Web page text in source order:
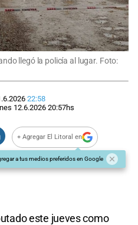
llegó la policía al lugar. Foto:
22:58
12.6.2026 20:57hs
+ Agregar El Litoral en
a tus medios preferidos en Google
este jueves como